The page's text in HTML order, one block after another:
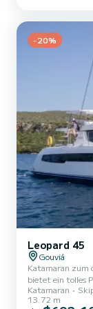
42' ist mit 4
-20%
Leopard 45
Gouviá
Katamaran zum
bietet ein tolles
oder mehrwöchigen Törn. Das Boot
Komfort und
Katamaran
13.72 m